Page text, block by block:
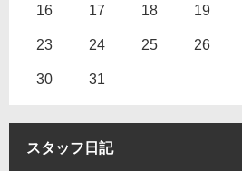
16 17 18 19
23 24 25 26
30 31
スタッフ日記